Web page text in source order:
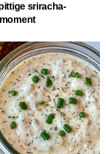
sriracha-